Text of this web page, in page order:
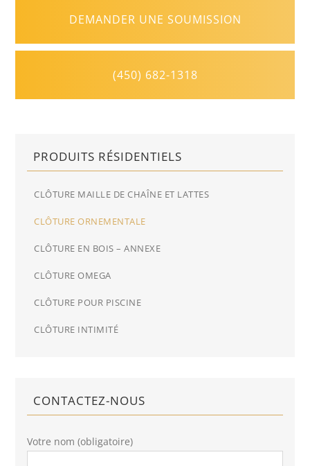
DEMANDER UNE SOUMISSION
(450) 682-1318
PRODUITS RÉSIDENTIELS
CLÔTURE MAILLE DE CHAÎNE ET LATTES
CLÔTURE ORNEMENTALE
CLÔTURE EN BOIS – ANNEXE
CLÔTURE OMEGA
CLÔTURE POUR PISCINE
CLÔTURE INTIMITÉ
CONTACTEZ-NOUS
Votre nom (obligatoire)